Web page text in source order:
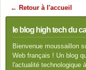
← Retour à l'accueil
le blog high tech du
Bienvenue moussaillon
Web français ! Un blog
l'actualité technologique